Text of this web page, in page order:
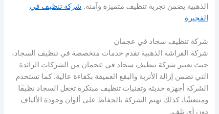
الذهبية يضمن تجربة تنظيف متميزة وآمنة. شركة تنظيف في
الفجيرة
شركة تنظيف سجاد في عجمان
شركة الفراشة الذهبية تقدم خدمات متخصصة في تنظيف السجاد،
حيث تعتبر شركة تنظيف سجاد في عجمان من الشركات الرائدة
التي تضمن إزالة الأتربة والبقع العميقة بكفاءة عالية. كما تستخدم
الشركة أجهزة حديثة وتقنيات تنظيف مبتكرة تجعل السجاد نظيفًا
ومنتعشًا، كذلك تهتم الشركة بالحفاظ على ألوان وجودة الألياف
دون أي تلف.